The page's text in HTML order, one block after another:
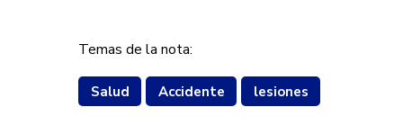
Temas de la nota:
Salud Accidente lesiones